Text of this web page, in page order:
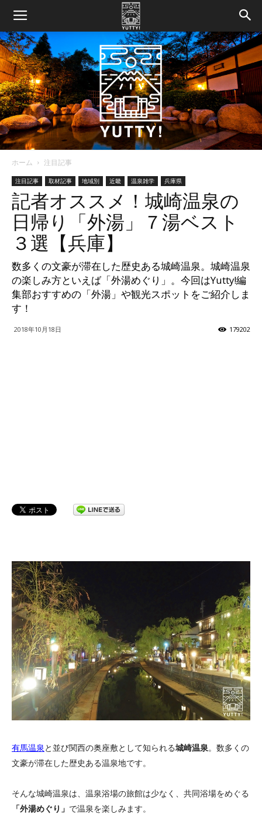
Yutty!
【ユ
ッ
ホーム 注目記事
注目記事 取材記事 地域別 近畿 温泉雑学 兵庫県
記者オススメ！城崎温泉の
日帰り「外湯」７湯ベスト
３選【兵庫】
数多くの文豪が滞在した歴史ある城崎温泉。城崎温泉
の楽しみ方といえば「外湯めぐり」。今回はYutty!編
集部おすすめの「外湯」や観光スポットをご紹介しま
す！
2018年10月18日 179202
有馬温泉 と並び関西の奥座敷として知られる城崎温泉。数多くの
文豪が滞在した歴史ある温泉地です。
そんな城崎温泉は、温泉浴場の旅館は少なく、共同浴場をめぐる
「外湯めぐり」 で温泉を楽しみます。